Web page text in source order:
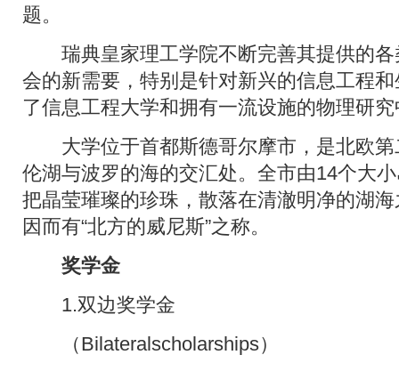
题。
瑞典皇家理工学院不断完善其提供的各
会的新需要，特别是针对新兴的信息工程
了信息工程大学和拥有一流设施的物理研
大学位于首都斯德哥尔摩市，是北欧第
伦湖与波罗的海的交汇处。全市由14个大
把晶莹璀璨的珍珠，散落在清澈明净的湖
因而有“北方的威尼斯”之称。
奖学金
1.双边奖学金
（Bilateralscholarships）